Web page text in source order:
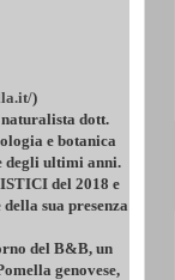
)
dott.
e botanica
degli ultimi anni.
del 2018 e
sua presenza
del B&B, un
genovese,